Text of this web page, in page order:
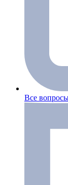
Все